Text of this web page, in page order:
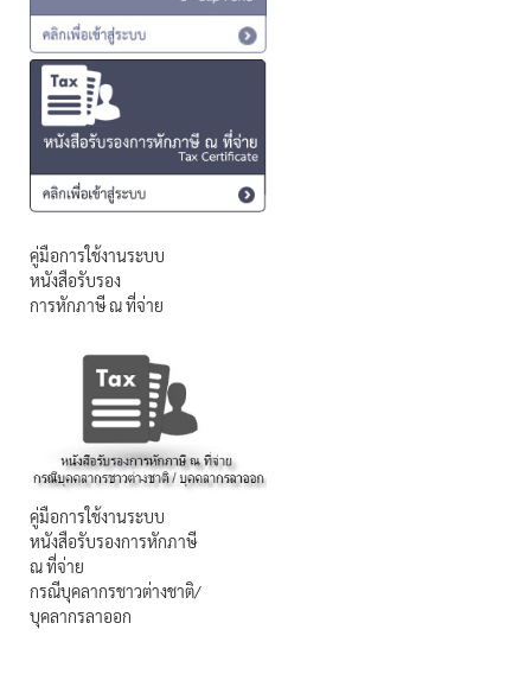
คู่มือการใช้งานระบบ
หนังสือรับรอง
การหักภาษี ณ ที่จ่าย
คู่มือการใช้งานระบบ
หนังสือรับรองการหักภาษี
ณ ที่จ่าย
กรณีบุคลากรชาวต่างชาติ/
บุคลากรลาออก